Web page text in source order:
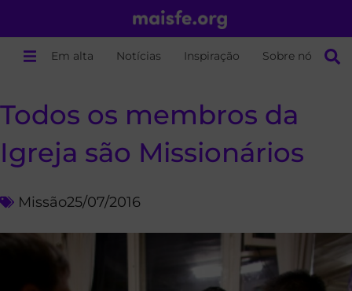
Em alta Notícias Inspiração Sobre nós
Todos os membros da
Igreja são Missionários
Missão25/07/2016